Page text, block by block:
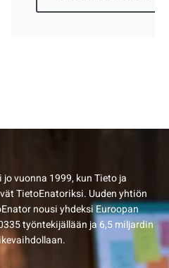
vuonna 1999, kun Tieto ja
TietoEnatoriksi. Uuden yhtiön
nousi yhdeksi Euroopan
työntekijällään ja 6,5 miljardin